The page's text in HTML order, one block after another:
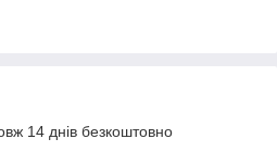
14 днів безкоштовно